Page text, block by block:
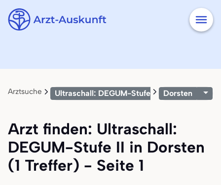
Arztsuche Ultraschall: DEGUM-Stufe II Dorsten
Arzt finden: Ultraschall:
DEGUM-Stufe II in Dorsten
(1 Treffer) - Seite 1